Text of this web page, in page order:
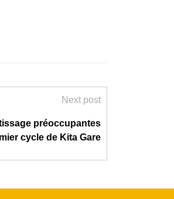
Next post
préoccupantes
cycle de Kita Gare